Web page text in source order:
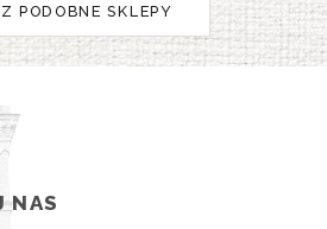
PODOBNE SKLEPY
NAS